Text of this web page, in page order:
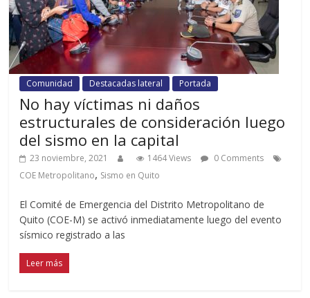
Comunidad Destacadas lateral Portada
No hay víctimas ni daños
estructurales de consideración luego
del sismo en la capital
23 noviembre, 2021 1464 Views
0 Comments
COE Metropolitano, Sismo en Quito
El Comité de Emergencia del Distrito Metropolitano de
Quito (COE-M) se activó inmediatamente luego del evento
sísmico registrado a las
Leer más